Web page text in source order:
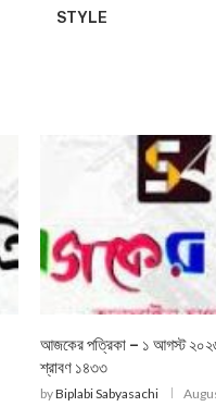
STYLE
আজকের পত্রিকা – ১ আগস্ট
শ্রাবণ ১৪৩৩
byBiplabi Sabyasachi